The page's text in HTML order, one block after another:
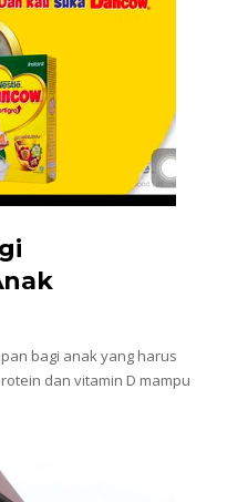
bagi anak yang harus
dan vitamin D mampu